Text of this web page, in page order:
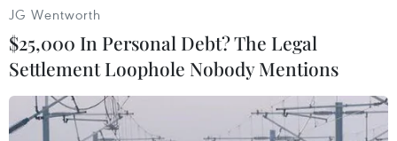
Theo dõi VietnamPlus
JG Wentworth
$25,000 In Personal Debt? The Legal
Settlement Loophole Nobody Mentions